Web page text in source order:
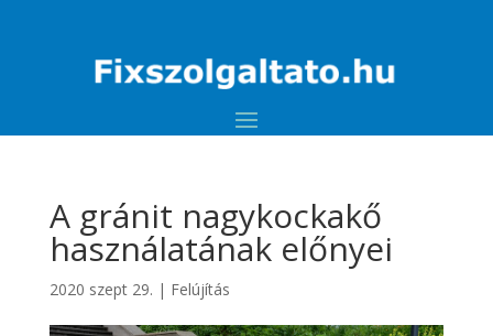
A gránit nagykockakő
használatának előnyei
2020 szept 29. | Felújítás